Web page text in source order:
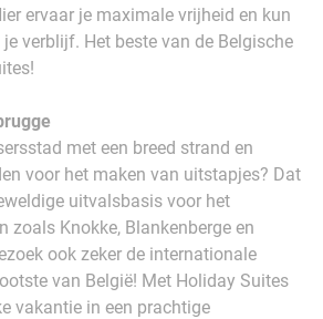
ervaar je maximale vrijheid en kun
verblijf. Het beste van de Belgische
met een breed strand en
voor het maken van uitstapjes? Dat
uitvalsbasis voor het
zoals Knokke, Blankenberge en
ook zeker de internationale
van België! Met Holiday Suites
vakantie in een prachtige